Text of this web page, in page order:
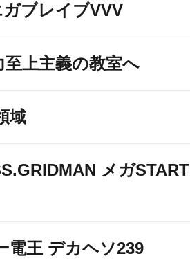
ブレイブVVV
上主義の教室へ
域
メガ
電王 デカヘソ239